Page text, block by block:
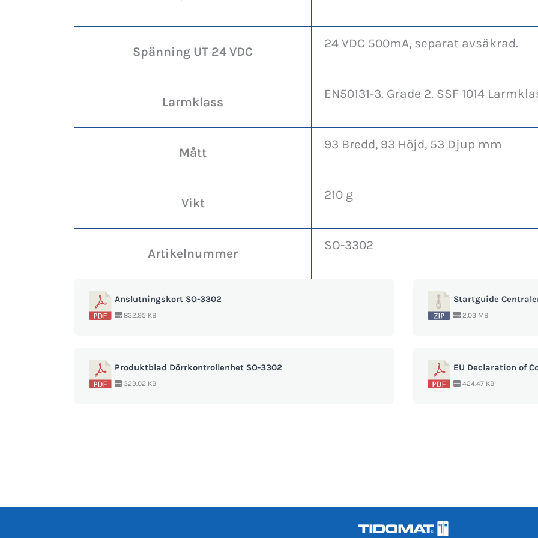
Spänning UT 24 VDC
24 VDC 500mA, separat avsäkrad.
Larmklass
EN50131-3. Grade 2. SSF 1014
Mått
93 Bredd, 93 Höjd, 53 Djup mm
Vikt
210 g
Artikelnummer
SO-3302
Anslutningskort SO-3302
832.95 KB
Startguide
2.03 MB
Produktblad Dörrkontrollenhet SO-3302
329.02 KB
EU Declaration of
424.47 KB